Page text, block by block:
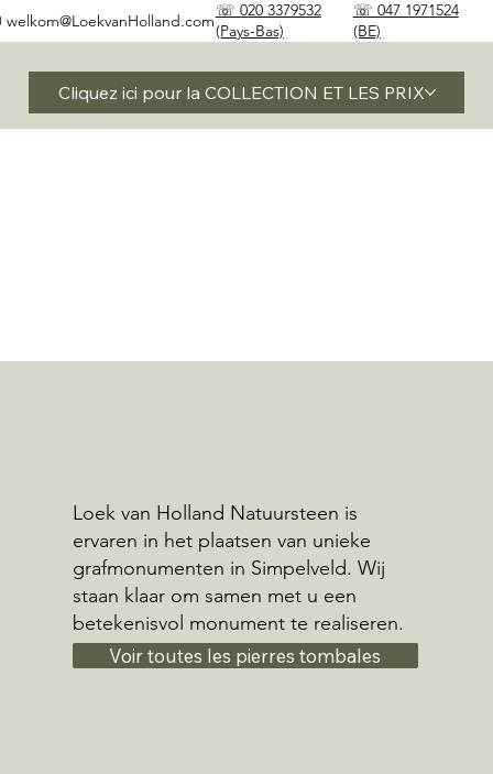
☏ 020 3379532
(Pays-Bas)
☏ 047 1971524
(BE)
welkom@LoekvanHolland.com
Cliquez ici pour la COLLECTION ET LES PRIX
Loek van Holland Natuursteen is
ervaren in het plaatsen van unieke
grafmonumenten in Simpelveld. Wij
staan klaar om samen met u een
betekenisvol monument te realiseren.
Voir toutes les pierres tombales